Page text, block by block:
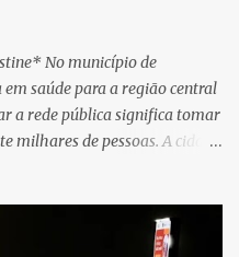
No município de
saúde para a região central
a rede pública significa tomar
milhares de pessoas. A cidade
cidades do entorno,
da gestão sobre